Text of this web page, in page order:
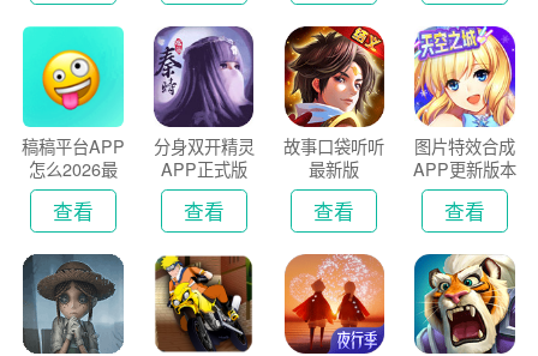
稿稿平台APP
怎么2026最
新版
查看
分身双开精灵
APP正式版
查看
故事口袋听听
最新版
查看
图片特效合成
APP更新版本
2026
查看